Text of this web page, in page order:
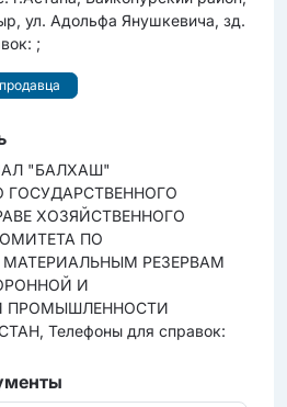
ул. Адольфа Янушкевича, зд.
;
"БАЛХАШ"
ГОСУДАРСТВЕННОГО
ХОЗЯЙСТВЕННОГО
ПО
РЕЗЕРВАМ
И
ПРОМЫШЛЕННОСТИ
Телефоны для справок: